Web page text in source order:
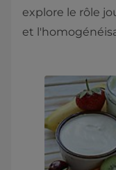
explore le rôle
et